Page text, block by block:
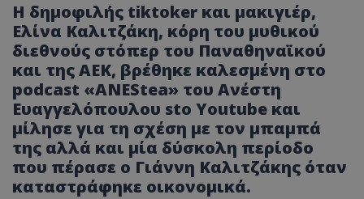
H δημοφιλής tiktoker και μακιγιέρ,
Ελίνα Καλιτζάκη, κόρη του μυθικού
διεθνούς στόπερ του Παναθηναϊκού
και της ΑΕΚ, βρέθηκε καλεσμένη στο
podcast «ΑΝΕStea» του Ανέστη
Ευαγγελόπουλου sto Υοutube και
μίλησε για τη σχέση με τον μπαμπά
της αλλά και μία δύσκολη περίοδο
που πέρασε ο Γιάννη Καλιτζάκης όταν
καταστράφηκε οικονομικά.